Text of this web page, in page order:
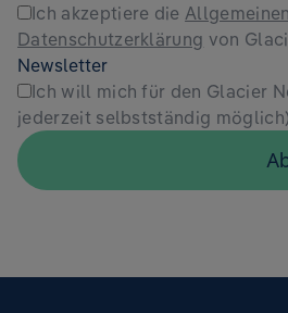
Ich akzeptiere die
Datenschutzerklärung von
Newsletter
Ich will mich für den Glacier
jederzeit selbstständig möglich)